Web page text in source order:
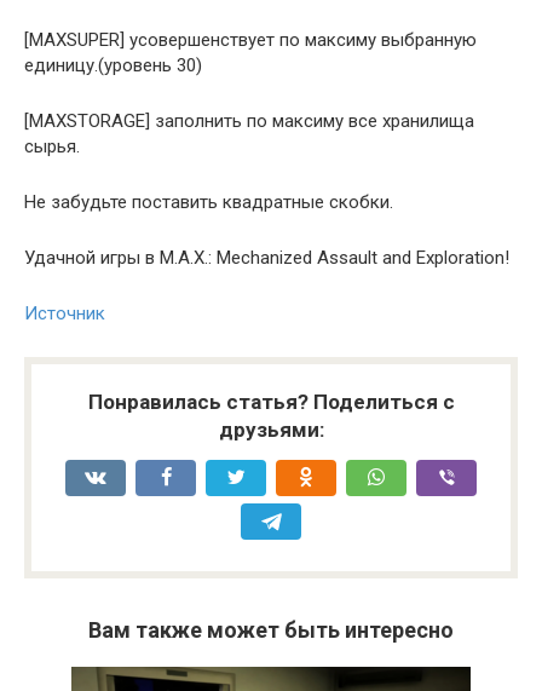
[MAXSUPER] усовершенствует по максиму выбранную
единицу.(уровень 30)
[MAXSTORAGE] заполнить по максиму все хранилища
сырья.
Не забудьте поставить квадратные скобки.
Удачной игры в M.A.X.: Mechanized Assault and Exploration!
Источник
Понравилась статья? Поделиться с
друзьями:
Вам также может быть интересно